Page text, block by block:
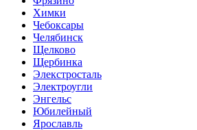
Химки
Чебоксары
Челябинск
Щелково
Щербинка
Элекстросталь
Электроугли
Энгельс
Юбилейный
Ярославль